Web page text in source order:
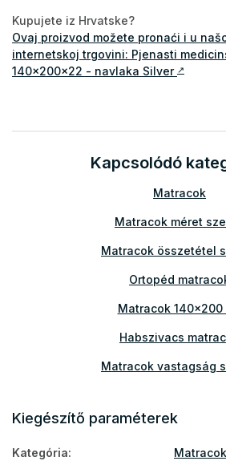
Kupujete iz Hrvatske?
Ovaj proizvod možete pronaći i u
internetskoj trgovini: Pjenasti
140x200x22 - navlaka Silver ↗
Kapcsolódó
Matracok
Matracok méret
Matracok összetétel
Ortopéd
Matracok 140x200
Habszivacs
Matracok vastagság
PUR hab matracok
HR hab matracok
Kiegészítő paraméterek
Kategória: